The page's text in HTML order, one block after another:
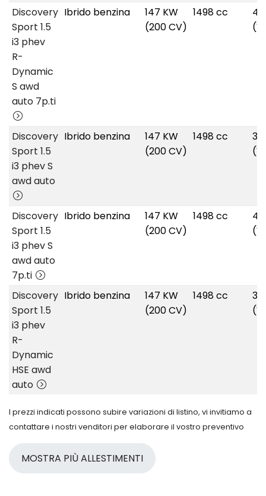
Discovery
Sport 1.5
i3 phev
R-
Dynamic
S awd
auto 7p.ti
Ibrido benzina
147 KW
(200 CV)
1498 cc
Discovery
Sport 1.5
i3 phev S
awd auto
Ibrido benzina
147 KW
(200 CV)
1498 cc
Discovery
Sport 1.5
i3 phev S
awd auto
7p.ti
Ibrido benzina
147 KW
(200 CV)
1498 cc
Discovery
Sport 1.5
i3 phev
R-
Dynamic
HSE awd
auto
Ibrido benzina
147 KW
(200 CV)
1498 cc
I prezzi indicati possono subire variazioni di listino, vi invitiamo a
contattare i nostri venditori per elaborare il vostro preventivo
MOSTRA PIÙ ALLESTIMENTI